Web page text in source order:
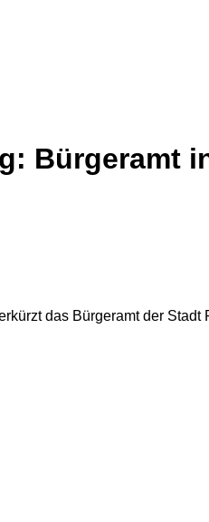
Bürgeramt
das Bürgeramt der